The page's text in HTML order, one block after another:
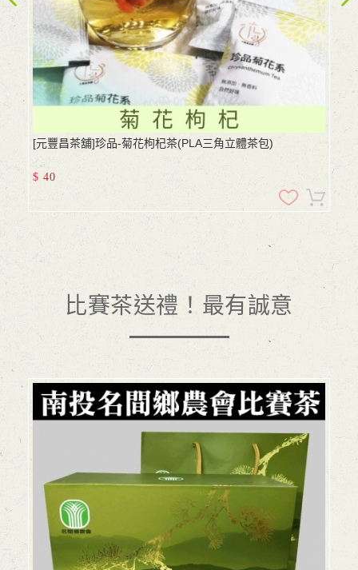
[元豐昌茶舖]珍品-菊花枸杞茶(PLA三角立體茶包)
$ 40
比賽茶送禮！最有誠意